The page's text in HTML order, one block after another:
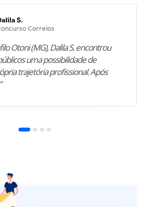
S.
Correios
Otoni (MG), Dalila S. encontrou
uma possibilidade de
trajetória profissional. Após